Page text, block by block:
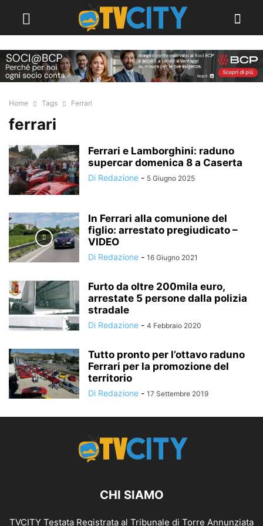
Home Tags Ferrari
ferrari
Ferrari e Lamborghini: raduno
supercar domenica 8 a Caserta
Di Redazione - 5 Giugno 2025
In Ferrari alla comunione del
figlio: arrestato pregiudicato –
VIDEO
Di Redazione - 16 Giugno 2021
Furto da oltre 200mila euro,
arrestate 5 persone dalla polizia
stradale
Di Redazione - 4 Febbraio 2020
Tutto pronto per l’ottavo raduno
Ferrari per la promozione del
territorio
Di Redazione - 17 Settembre 2019
CHI SIAMO
TVCITY Testata Registrata al Tribunale di Torre Annunziata